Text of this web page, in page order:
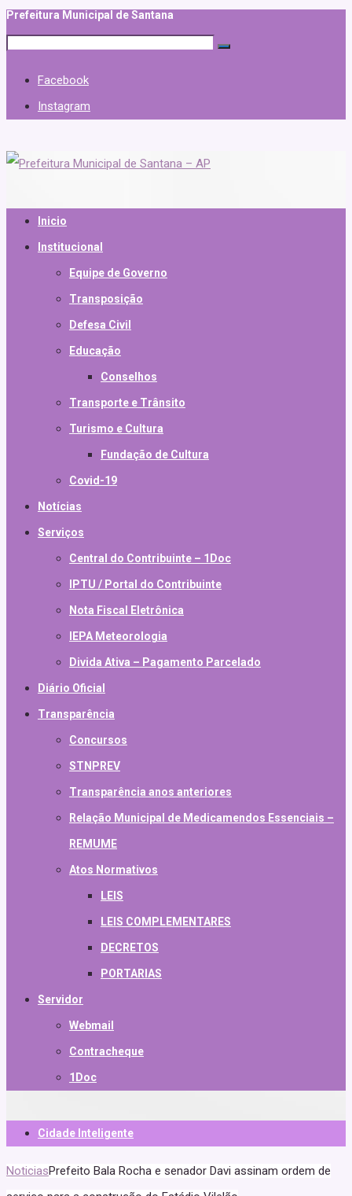
Prefeitura Municipal de Santana
Facebook
Instagram
Inicio
Institucional
Equipe de Governo
Transposição
Defesa Civil
Educação
Conselhos
Transporte e Trânsito
Turismo e Cultura
Fundação de Cultura
Covid-19
Notícias
Serviços
Central do Contribuinte – 1Doc
IPTU / Portal do Contribuinte
Nota Fiscal Eletrônica
IEPA Meteorologia
Divida Ativa – Pagamento Parcelado
Diário Oficial
Transparência
Concursos
STNPREV
Transparência anos anteriores
Relação Municipal de Medicamendos Essenciais –
REMUME
Atos Normativos
LEIS
LEIS COMPLEMENTARES
DECRETOS
PORTARIAS
Servidor
Webmail
Contracheque
1Doc
Cidade Inteligente
NoticiasPrefeito Bala Rocha e senador Davi assinam ordem de